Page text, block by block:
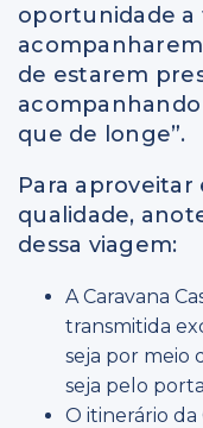
oportunidade a
de estarem
que de longe”.
Para
qualidade,
dessa viagem:
A Caravana
transmitida
seja por meio
seja pelo
O itinerário